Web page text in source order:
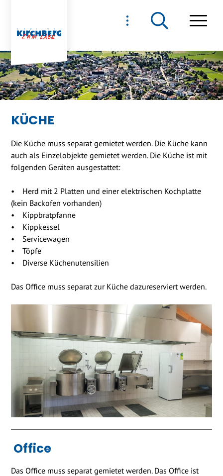
NAVIGIEREN IN
KÜCHE
Die Küche muss separat gemietet werden. Die Küche kann
auch als Einzelobjekte gemietet werden. Die Küche ist mit
folgenden Geräten ausgestattet:
• Herd mit 2 Platten und einer elektrischen Kochplatte
(kein Backofen vorhanden)
• Kippbratpfanne
• Kippkessel
• Servicewagen
• Töpfe
• Diverse Küchenutensilien
Das Office muss separat zur Küche dazureserviert werden.
Office
Das Office muss separat gemietet werden. Das Office ist